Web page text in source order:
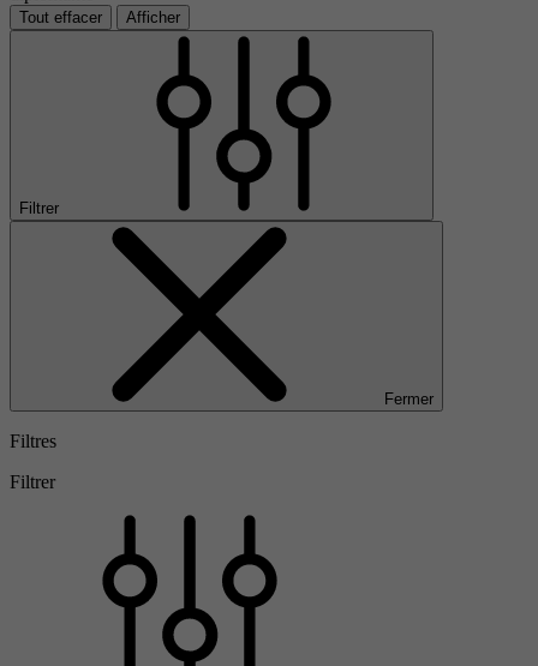
Tout effacer Afficher
Filtrer
Fermer
Filtres
Filtrer